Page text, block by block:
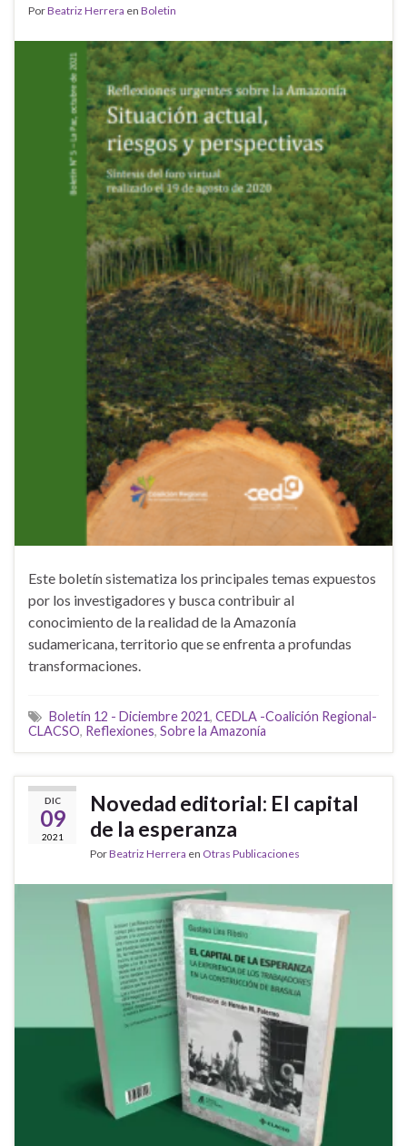
PorBeatriz Herrera en Boletin
Este boletín sistematiza los principales temas expuestos
por los investigadores y busca contribuir al
conocimiento de la realidad de la Amazonía
sudamericana, territorio que se enfrenta a profundas
transformaciones.
Boletín 12 - Diciembre 2021, CEDLA -Coalición Regional-
CLACSO, Reflexiones, Sobre la Amazonía
DIC
09
2021
Novedad editorial: El capital
de la esperanza
PorBeatriz Herrera en Otras Publicaciones